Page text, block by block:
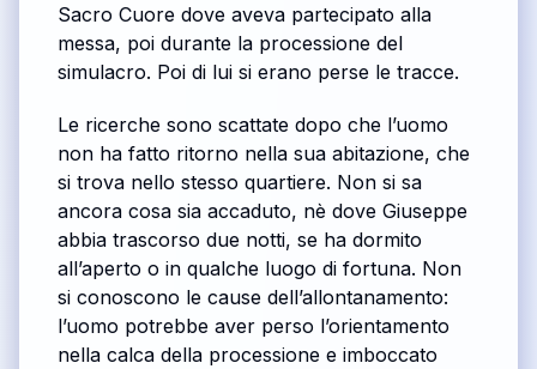
Sacro Cuore dove aveva partecipato alla
messa, poi durante la processione del
simulacro. Poi di lui si erano perse le tracce.
Le ricerche sono scattate dopo che l’uomo
non ha fatto ritorno nella sua abitazione, che
si trova nello stesso quartiere. Non si sa
ancora cosa sia accaduto, nè dove Giuseppe
abbia trascorso due notti, se ha dormito
all’aperto o in qualche luogo di fortuna. Non
si conoscono le cause dell’allontanamento:
l’uomo potrebbe aver perso l’orientamento
nella calca della processione e imboccato